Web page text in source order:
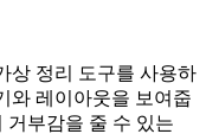
상 정리 도구를 사용하
와 레이아웃을 보여줍
거부감을 줄 수 있는